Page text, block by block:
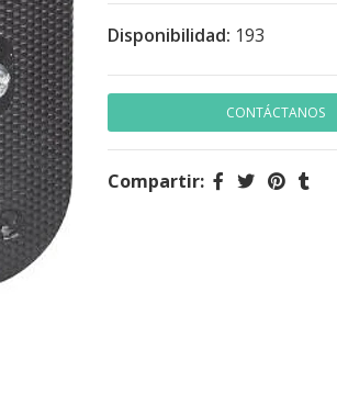
Disponibilidad: 193
CONTÁCTANOS
Compartir: